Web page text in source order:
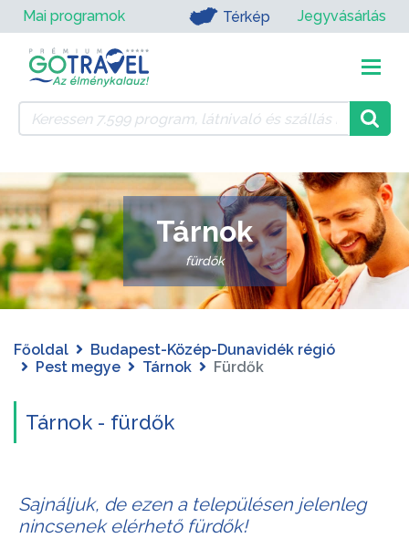
Mai programok Térkép Jegyvásárlás
Tárnok
fürdők
Főoldal
Budapest-Közép-Dunavidék régió
Pest megye
Tárnok Fürdők
Tárnok - fürdők
Sajnáljuk, de ezen a településen jelenleg
nincsenek elérhető fürdők!